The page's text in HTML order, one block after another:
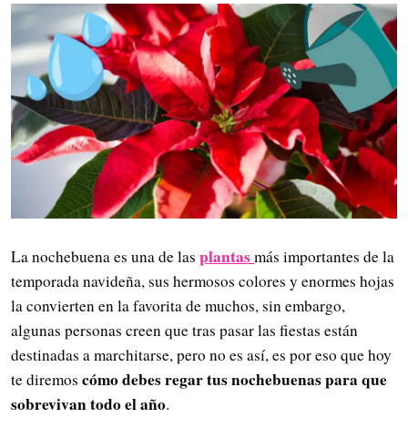
La nochebuena es una de las plantasmás importantes de la
temporada navideña, sus hermosos colores y enormes hojas
la convierten en la favorita de muchos, sin embargo,
algunas personas creen que tras pasar las fiestas están
destinadas a marchitarse, pero no es así, es por eso que hoy
te diremos cómo debes regar tus nochebuenas para que
sobrevivan todo el año.